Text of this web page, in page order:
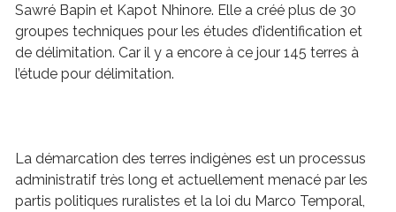
Sawré Bapin et Kapot Nhinore. Elle a créé plus de 30
groupes techniques pour les études d’identification et
de délimitation. Car il y a encore à ce jour 145 terres à
l’étude pour délimitation.
La démarcation des terres indigènes est un processus
administratif très long et actuellement menacé par les
partis politiques ruralistes et la loi du Marco Temporal,